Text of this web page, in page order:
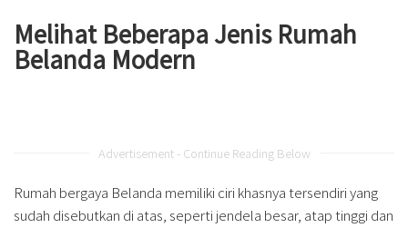
Melihat Beberapa Jenis Rumah
Belanda Modern
Advertisement - Continue Reading Below
Rumah bergaya Belanda memiliki ciri khasnya tersendiri yang
sudah disebutkan di atas, seperti jendela besar, atap tinggi dan